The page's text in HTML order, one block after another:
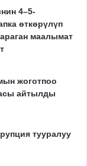
4–5-
өткөрүлүп
маалымат
жоготпоо
айтылды
тууралуу